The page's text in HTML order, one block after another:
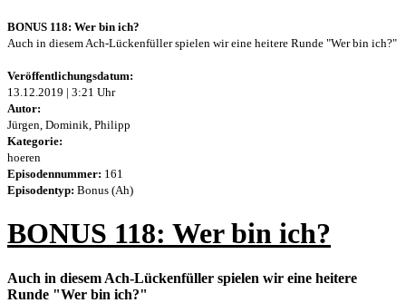
BONUS 118: Wer bin ich?
Auch in diesem Ach-Lückenfüller spielen wir eine heitere Runde "Wer bin ich?"
Veröffentlichungsdatum:
13.12.2019 | 3:21 Uhr
Autor:
Jürgen, Dominik, Philipp
Kategorie:
hoeren
Episodennummer: 161
Episodentyp: Bonus (Ah)
BONUS 118: Wer bin ich?
Auch in diesem Ach-Lückenfüller spielen wir eine heitere
Runde "Wer bin ich?"